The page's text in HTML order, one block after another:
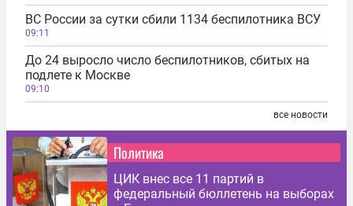
ВС России за сутки сбили 1134 беспилотника ВСУ
09:11
До 24 выросло число беспилотников, сбитых на
подлете к Москве
09:10
все новости
Политика
ЦИК внес все 11 партий в
федеральный бюллетень на выборах